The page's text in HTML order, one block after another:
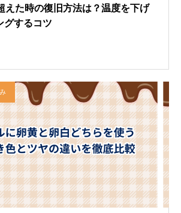
えた時の復旧方法は？温度を下げ
グするコツ